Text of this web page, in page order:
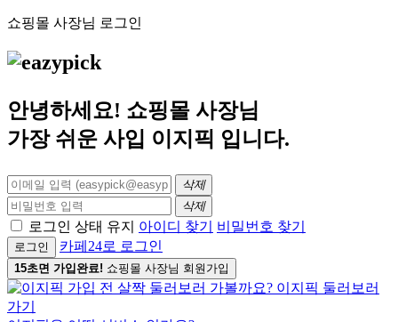
쇼핑몰 사장님 로그인
안녕하세요! 쇼핑몰 사장님
가장 쉬운 사입 이지픽 입니다.
삭제
삭제
로그인 상태 유지 아이디 찾기 비밀번호 찾기
로그인 카페24로 로그인
15초면 가입완료! 쇼핑몰 사장님 회원가입